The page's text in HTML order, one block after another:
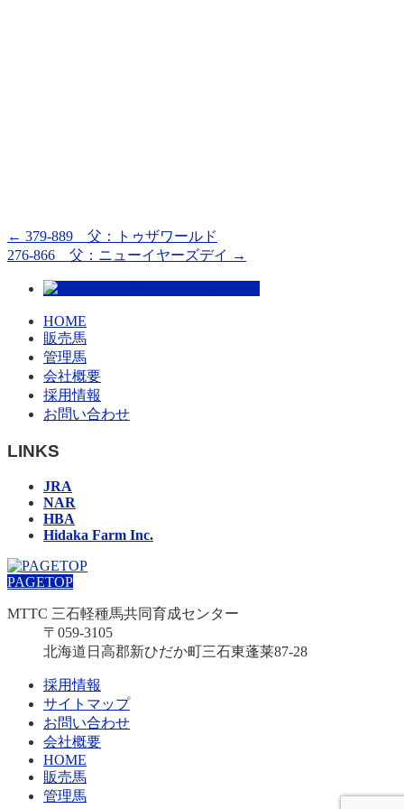
← 379-889 父：トゥザワールド
276-866 父：ニューイヤーズデイ →
HOME
販売馬
管理馬
会社概要
採用情報
お問い合わせ
LINKS
JRA
NAR
HBA
Hidaka Farm Inc.
PAGETOP
MTTC 三石軽種馬共同育成センター
〒059-3105
北海道日高郡新ひだか町三石東蓬莱87-28
採用情報
サイトマップ
お問い合わせ
会社概要
HOME
販売馬
管理馬